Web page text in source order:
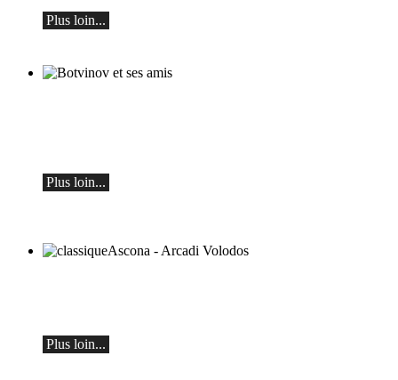
Plus loin...
Plus loin...
Plus loin...